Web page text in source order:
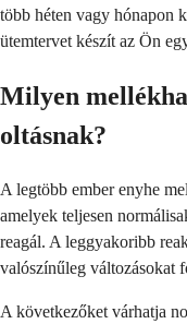
több héten vagy hónapon
ütemtervet készít az Ön
Milyen
oltásnak?
A legtöbb ember enyhe
amelyek teljesen
reagál. A leggyakoribb
valószínűleg változásokat
A következőket várhatja